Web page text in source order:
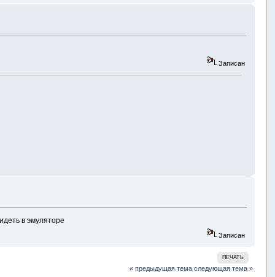
Записан
в эмуляторе
Записан
ПЕЧАТЬ
« предыдущая тема следующая тема »